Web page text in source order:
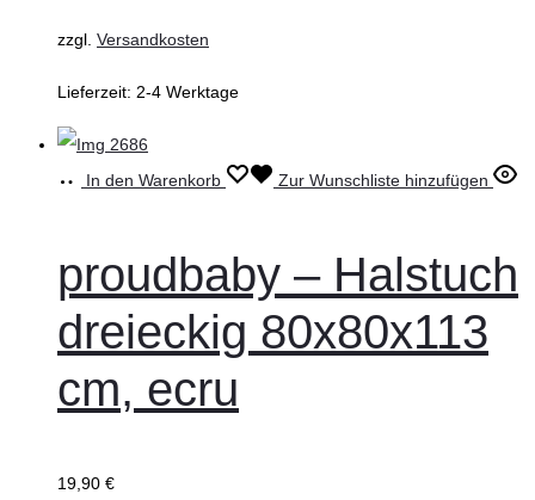
zzgl. Versandkosten
Lieferzeit: 2-4 Werktage
In den Warenkorb Zur Wunschliste hinzufügen
proudbaby – Halstuch
dreieckig 80x80x113
cm, ecru
19,90 €